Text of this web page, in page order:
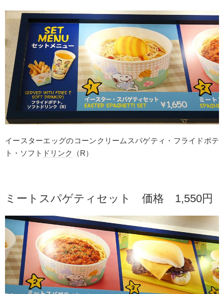
イースターエッグのコーンクリームスパゲティ・フライドポテ
ト・ソフト ドリンク （R）
ミートスパゲティセット 価格 1,550円